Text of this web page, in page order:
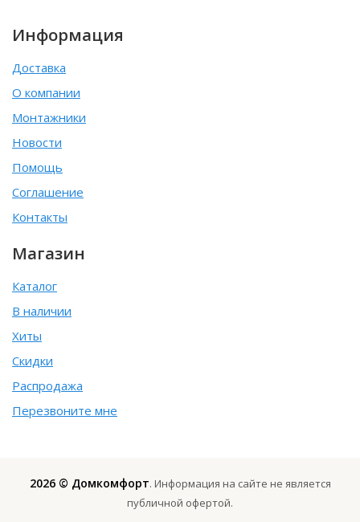
Информация
Доставка
О компании
Монтажники
Новости
Помощь
Соглашение
Контакты
Магазин
Каталог
В наличии
Хиты
Скидки
Распродажа
Перезвоните мне
2026 © Домкомфорт. Информация на сайте не является
публичной офертой.